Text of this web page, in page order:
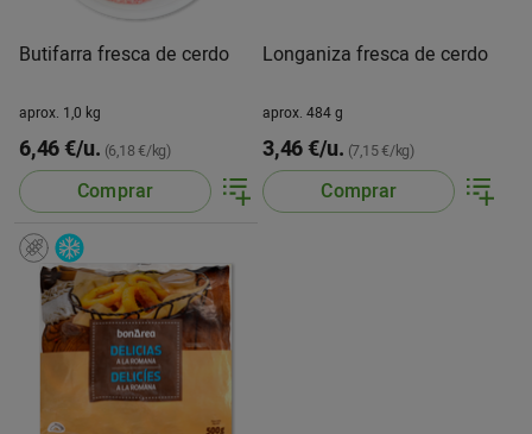
Butifarra fresca de cerdo
aprox. 1,0 kg
6,46 €/u. (6,18 €/kg)
Comprar
Longaniza fresca de cerdo
aprox. 484 g
3,46 €/u. (7,15 €/kg)
Comprar